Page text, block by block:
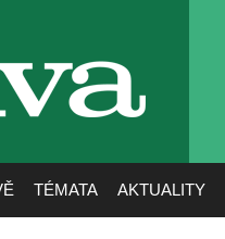
TÉMATA AKTUALITY